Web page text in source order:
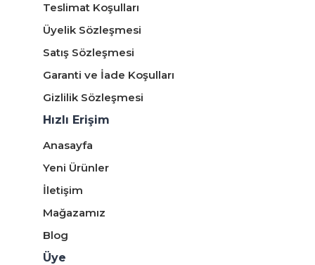
Teslimat Koşulları
Üyelik Sözleşmesi
Satış Sözleşmesi
Garanti ve İade Koşulları
Gizlilik Sözleşmesi
Hızlı Erişim
Anasayfa
Yeni Ürünler
İletişim
Mağazamız
Blog
Üye